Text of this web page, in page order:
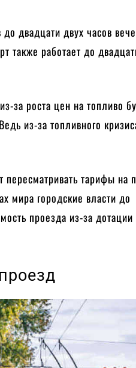
двадцати двух часов
также работает до
за роста цен на топливо
из-за топливного
пересматривать тарифы на
мира городские власти до
проезда из-за дотации